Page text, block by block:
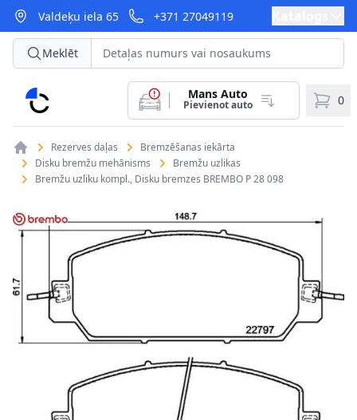
Valdeķu iela 65 +371 27049119
CarParts
Meklēt
Mans Auto
Pievienot auto 0
Rezerves daļas
Bremzēšanas iekārta
Disku bremžu mehānisms
Bremžu uzlikas
Bremžu uzliku kompl., Disku bremzes BREMBO P 28 098